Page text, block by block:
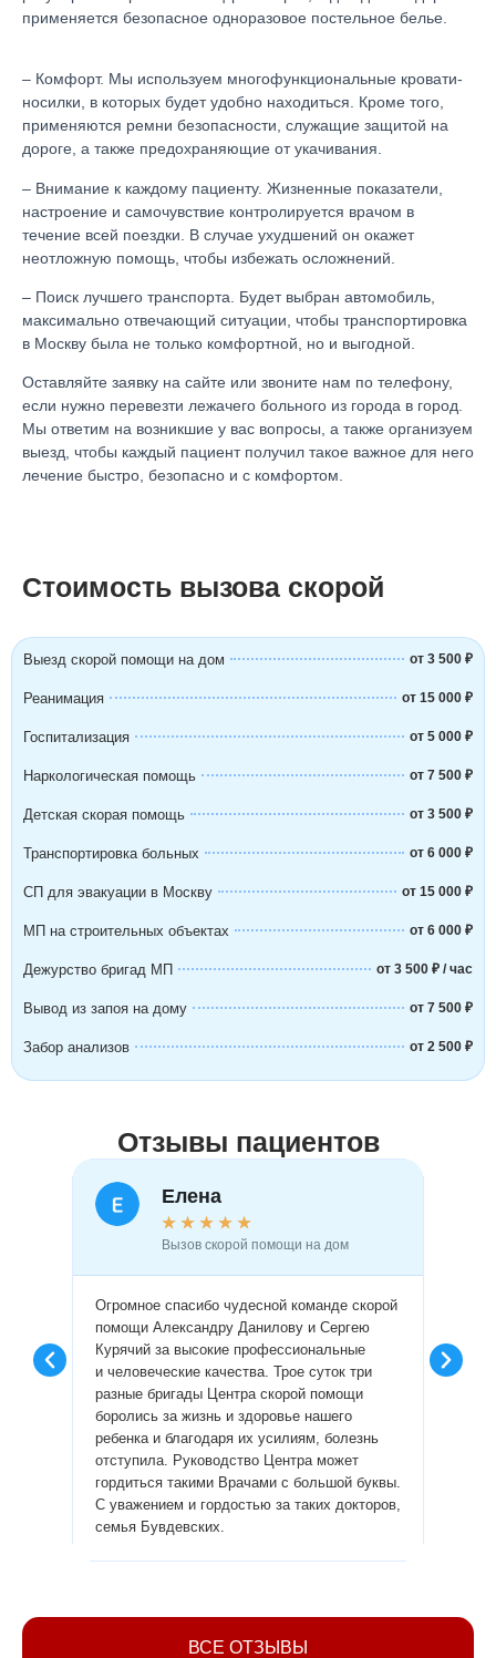
применяется безопасное одноразовое постельное белье.
– Комфорт. Мы используем многофункциональные кровати-
носилки, в которых будет удобно находиться. Кроме того,
применяются ремни безопасности, служащие защитой на
дороге, а также предохраняющие от укачивания.
– Внимание к каждому пациенту. Жизненные показатели,
настроение и самочувствие контролируется врачом в
течение всей поездки. В случае ухудшений он окажет
неотложную помощь, чтобы избежать осложнений.
– Поиск лучшего транспорта. Будет выбран автомобиль,
максимально отвечающий ситуации, чтобы транспортировка
в Москву была не только комфортной, но и выгодной.
Оставляйте заявку на сайте или звоните нам по телефону,
если нужно перевезти лежачего больного из города в город.
Мы ответим на возникшие у вас вопросы, а также организуем
выезд, чтобы каждый пациент получил такое важное для него
лечение быстро, безопасно и с комфортом.
Стоимость вызова скорой
Выезд скорой помощи на дом от 3 500 ₽
Реанимация от 15 000 ₽
Госпитализация от 5 000 ₽
Наркологическая помощь от 7 500 ₽
Детская скорая помощь от 3 500 ₽
Транспортировка больных от 6 000 ₽
СП для эвакуации в Москву от 15 000 ₽
МП на строительных объектах от 6 000 ₽
Дежурство бригад МП от 3 500 ₽ / час
Вывод из запоя на дому от 7 500 ₽
Забор анализов от 2 500 ₽
Отзывы пациентов
Елена
★ ★ ★ ★ ★
Вызов скорой помощи на дом
Огромное спасибо чудесной команде скорой
помощи Александру Данилову и Сергею
Курячий за высокие профессиональные
и человеческие качества. Трое суток три
разные бригады Центра скорой помощи
боролись за жизнь и здоровье нашего
ребенка и благодаря их усилиям, болезнь
отступила. Руководство Центра может
гордиться такими Врачами с большой буквы.
С уважением и гордостью за таких докторов,
семья Бувдевских.
ВСЕ ОТЗЫВЫ